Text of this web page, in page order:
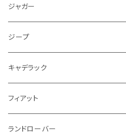
ミニ
シトロエン
フィアット
クライスラー
サーブ
アストンマーティン
プジョー
ルノー
サーブ
フォード
ジープ
ランドローバー
ロータス
メルセデス ベンツ
ミニ
クーラント
ドライブシャフト
サスペンション
マフラー
ライト系
ブレーキランプ
ドア系
灰皿・ゴミ箱
ドリンクホルダー
携帯・スマホホルダー
クッション
ステッカー
ギアシフト系
バイク 収納
バイク ハンドル系
ハンドガード
スロットル
シートカバー
バイク その他
バイク フェンダー系
トランクマット
タイヤ回り
泥除け
ホイール
フロントバンパー回り
グリル
ライト系
クーラント
フェンダー
ワイパー
トランクマット
ドア回り
タンク系
アンチロックブレーキ
冷却系
クーラント
タンク系
ケーブル系
エンジン系
その他
運転席周り
アームレスト
ドア回り
ワイパー
排気系
ガスケット
ダッシュボード
タイヤ回り
その他
ライト系
ドア回り
ワイパー
キーホルダー
フロアマット
ワイパー
ジャガー
フロアマット
ジープ
フロアマット
収納用品
キャデラック
フロアマット
フィアット
フロアマット
ランドローバー